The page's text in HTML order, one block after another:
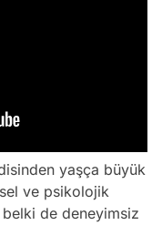
yaşça büyük
ve psikolojik
de deneyimsiz